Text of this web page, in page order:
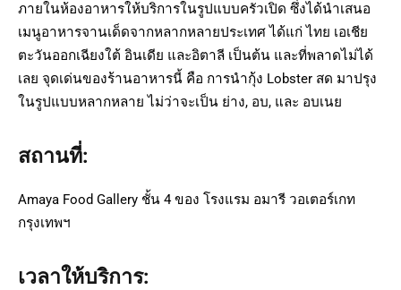
ภายในห้องอาหารให้บริการในรูปแบบครัวเปิด ซึ่งได้นำเสนอ
เมนูอาหารจานเด็ดจากหลากหลายประเทศ ได้แก่ ไทย เอเชีย
ตะวันออกเฉียงใต้ อินเดีย และอิตาลี เป็นต้น และที่พลาดไม่ได้
เลย จุดเด่นของร้านอาหารนี้ คือ การนำกุ้ง Lobster สด มาปรุง
ในรูปแบบหลากหลาย ไม่ว่าจะเป็น ย่าง, อบ, และ อบเนย
สถานที่:
Amaya Food Gallery ชั้น 4 ของ โรงแรม อมารี วอเตอร์เกท
กรุงเทพฯ
เวลาให้บริการ: